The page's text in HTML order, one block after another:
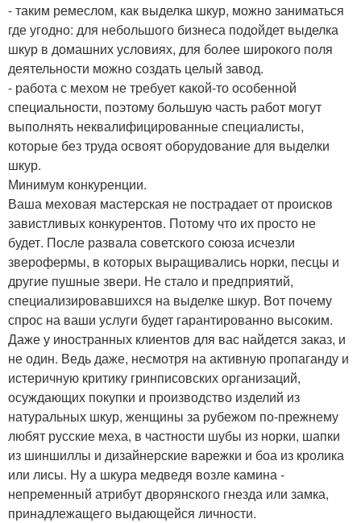
- таким ремеслом, как выделка шкур, можно заниматься
где угодно: для небольшого бизнеса подойдет выделка
шкур в домашних условиях, для более широкого поля
деятельности можно создать целый завод.
- работа с мехом не требует какой-то особенной
специальности, поэтому большую часть работ могут
выполнять неквалифицированные специалисты,
которые без труда освоят оборудование для выделки
шкур.
Минимум конкуренции.
Ваша меховая мастерская не пострадает от происков
завистливых конкурентов. Потому что их просто не
будет. После развала советского союза исчезли
зверофермы, в которых выращивались норки, песцы и
другие пушные звери. Не стало и предприятий,
специализировавшихся на выделке шкур. Вот почему
спрос на ваши услуги будет гарантированно высоким.
Даже у иностранных клиентов для вас найдется заказ, и
не один. Ведь даже, несмотря на активную пропаганду и
истеричную критику гринписовских организаций,
осуждающих покупки и производство изделий из
натуральных шкур, женщины за рубежом по-прежнему
любят русские меха, в частности шубы из норки, шапки
из шиншиллы и дизайнерские варежки и боа из кролика
или лисы. Ну а шкура медведя возле камина -
непременный атрибут дворянского гнезда или замка,
принадлежащего выдающейся личности.